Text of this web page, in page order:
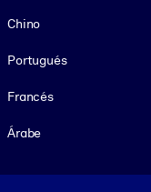
Chino
Portugués
Francés
Árabe